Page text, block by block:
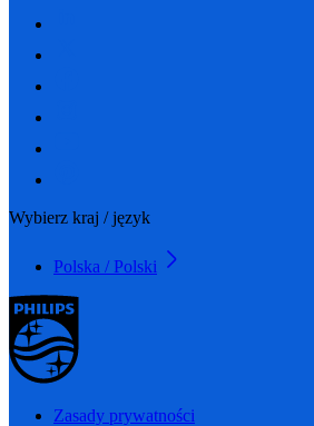
Wybierz kraj / język
Polska / Polski
Zasady prywatności